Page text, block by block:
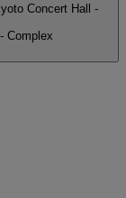
Concert Hall -
Complex